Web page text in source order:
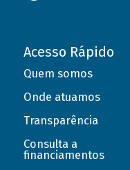
Acesso Rápido
Quem somos
Onde atuamos
Transparência
Consulta a
financiamentos